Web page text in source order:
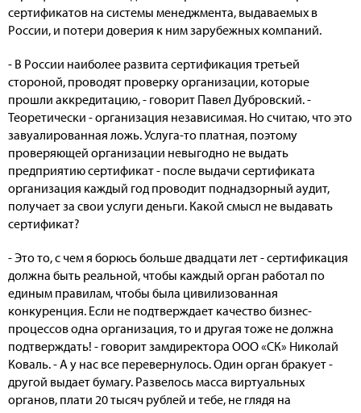
сертификатов на системы менеджмента, выдаваемых в
России, и потери доверия к ним зарубежных компаний.
- В России наиболее развита сертификация третьей
стороной, проводят проверку организации, которые
прошли аккредитацию, - говорит Павел Дубровский. -
Теоретически - организация независимая. Но считаю, что это
завуалированная ложь. Услуга-то платная, поэтому
проверяющей организации невыгодно не выдать
предприятию сертификат - после выдачи сертификата
организация каждый год проводит поднадзорный аудит,
получает за свои услуги деньги. Какой смысл не выдавать
сертификат?
- Это то, с чем я борюсь больше двадцати лет - сертификация
должна быть реальной, чтобы каждый орган работал по
единым правилам, чтобы была цивилизованная
конкуренция. Если не подтверждает качество бизнес-
процессов одна организация, то и другая тоже не должна
подтверждать! - говорит замдиректора ООО «СК» Николай
Коваль. - А у нас все перевернулось. Один орган бракует -
другой выдает бумагу. Развелось масса виртуальных
органов, плати 20 тысяч рублей и тебе, не глядя на